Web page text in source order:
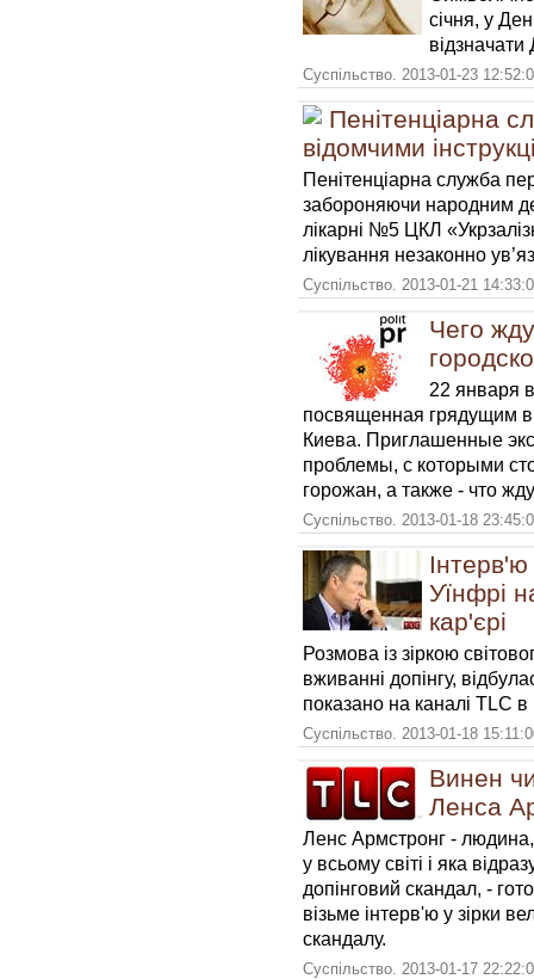
січня, у
Суспільство. 2013-01-23
Пенітенціарна
відомчими
Пенітенціарна служба
забороняючи народним
лікарні №5 ЦКЛ
лікування незаконно
Суспільство. 2013-01-21
Чего
22 января
посвященная грядущим
Киева. Приглашенные
проблемы, с которыми
горожан, а также - что
Суспільство. 2013-01-18
Уїнфрі
кар'єрі
Розмова із зіркою
вживанні допінгу,
показано на каналі TLC
Суспільство. 2013-01-18
Винен
Ленса
Ленс Армстронг -
у ​​всьому світі і яка
допінговий скандал, -
візьме інтерв'ю у зірки
скандалу.
Суспільство. 2013-01-17